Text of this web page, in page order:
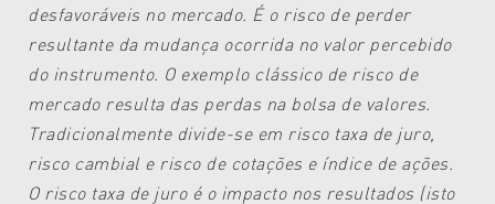
desfavoráveis no mercado. É o risco de perder
resultante da mudança ocorrida no valor percebido
do instrumento. O exemplo clássico de risco de
mercado resulta das perdas na bolsa de valores.
Tradicionalmente divide-se em risco taxa de juro,
risco cambial e risco de cotações e índice de ações.
O risco taxa de juro é o impacto nos resultados (isto